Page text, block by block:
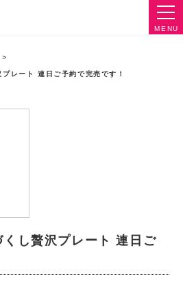
MENU
レート 連日ご予約で完売です！
し贅沢プレート 連日ご